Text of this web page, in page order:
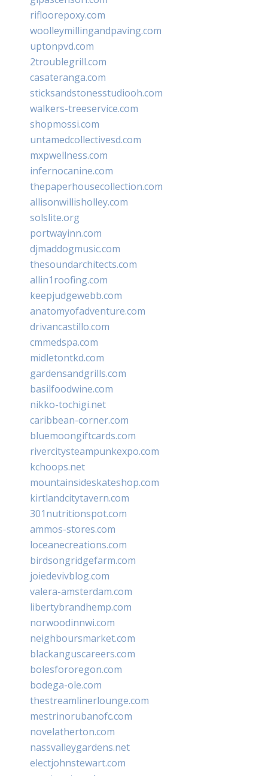
rifloorepoxy.com
woolleymillingandpaving.com
uptonpvd.com
2troublegrill.com
casateranga.com
sticksandstonesstudiooh.com
walkers-treeservice.com
shopmossi.com
untamedcollectivesd.com
mxpwellness.com
infernocanine.com
thepaperhousecollection.com
allisonwillisholley.com
solslite.org
portwayinn.com
djmaddogmusic.com
thesoundarchitects.com
allin1roofing.com
keepjudgewebb.com
anatomyofadventure.com
drivancastillo.com
cmmedspa.com
midletontkd.com
gardensandgrills.com
basilfoodwine.com
nikko-tochigi.net
caribbean-corner.com
bluemoongiftcards.com
rivercitysteampunkexpo.com
kchoops.net
mountainsideskateshop.com
kirtlandcitytavern.com
301nutritionspot.com
ammos-stores.com
loceanecreations.com
birdsongridgefarm.com
joiedevivblog.com
valera-amsterdam.com
libertybrandhemp.com
norwoodinnwi.com
neighboursmarket.com
blackanguscareers.com
bolesfororegon.com
bodega-ole.com
thestreamlinerlounge.com
mestrinorubanofc.com
novelatherton.com
nassvalleygardens.net
electjohnstewart.com